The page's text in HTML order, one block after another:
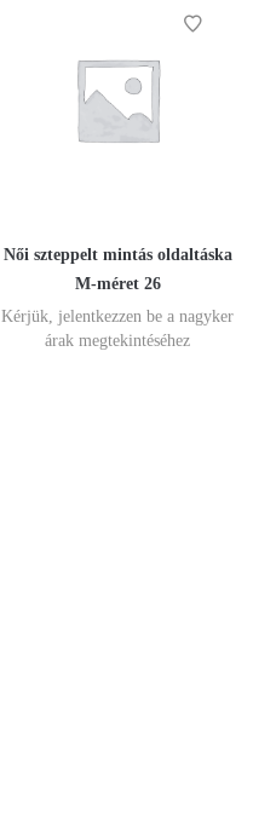
Női szteppelt mintás oldaltáska
M-méret 26
Kérjük, jelentkezzen be a nagyker
árak megtekintéséhez